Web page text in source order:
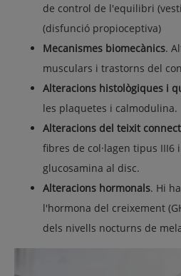
de control de l'equilibri
(disfunció propioceptiva)
Mecanismes biomecànics.
musculars i trastorns del
Alteracions histològiques i
les plaquetes i calmodulina.
Alteracions del teixit
fibres de col·lagen tipus III6
glucosamina al disc.
Alteracions hormonals. Hi
l'hormona del creixement
dels nivells nocturns de